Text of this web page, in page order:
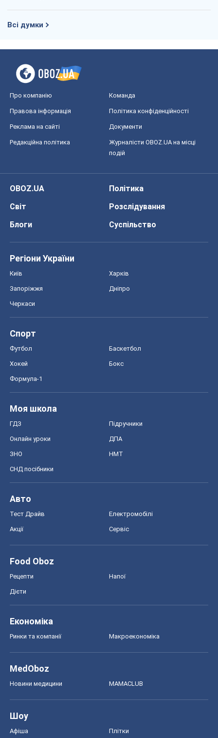
Всі думки
Про компанію Команда
Правова інформація Політика конфіденційності
Реклама на сайті Документи
Редакційна політика
Журналісти OBOZ.UA на місці
подій
OBOZ.UA
Політика
Світ
Розслідування
Блоги
Суспільство
Регіони України
Київ Харків
Запоріжжя Дніпро
Черкаси
Спорт
Футбол Баскетбол
Хокей Бокс
Формула-1
Моя школа
ГДЗ Підручники
Онлайн уроки ДПА
ЗНО НМТ
СНД посібники
Авто
Тест Драйв Електромобілі
Акції Сервіс
Food Oboz
Рецепти Напої
Дієти
Економіка
Ринки та компанії Макроекономіка
MedOboz
Новини медицини MAMACLUB
Шоу
Афіша Плітки